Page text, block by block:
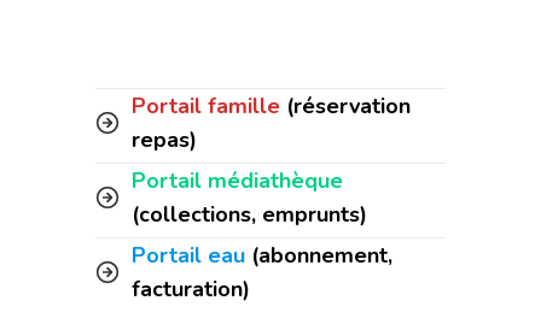
Portail famille (réservation
repas)
Portail médiathèque
(collections, emprunts)
Portail eau (abonnement,
facturation)